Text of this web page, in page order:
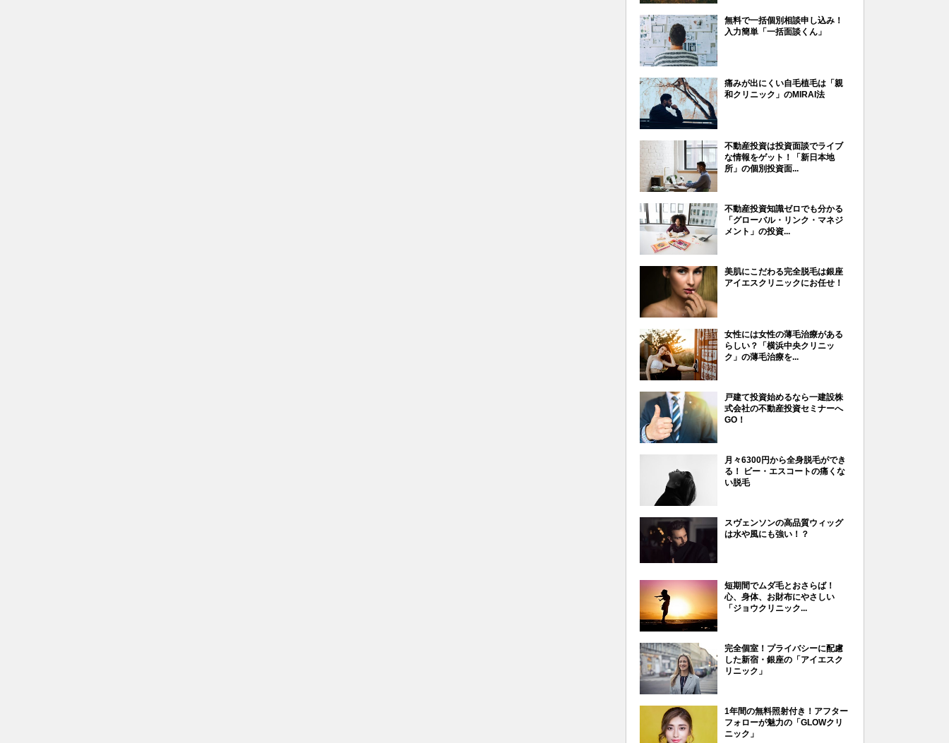
無料で一括個別相談申し込み！
入力簡単「一括面談くん」
痛みが出にくい自毛植毛は「親
和クリニック」のMIRAI法
不動産投資は投資面談でライブ
な情報をゲット！「新日本地
所」の個別投資面...
不動産投資知識ゼロでも分かる
「グローバル・リンク・マネジ
メント」の投資...
美肌にこだわる完全脱毛は銀座
アイエスクリニックにお任せ！
女性には女性の薄毛治療がある
らしい？「横浜中央クリニッ
ク」の薄毛治療を...
戸建て投資始めるなら一建設株
式会社の不動産投資セミナーへ
GO！
月々6300円から全身脱毛ができ
る！ ビー・エスコートの痛くな
い脱毛
スヴェンソンの高品質ウィッグ
は水や風にも強い！？
短期間でムダ毛とおさらば！
心、身体、お財布にやさしい
「ジョウクリニック...
完全個室！プライバシーに配慮
した新宿・銀座の「アイエスク
リニック」
1年間の無料照射付き！アフター
フォローが魅力の「GLOWクリ
ニック」